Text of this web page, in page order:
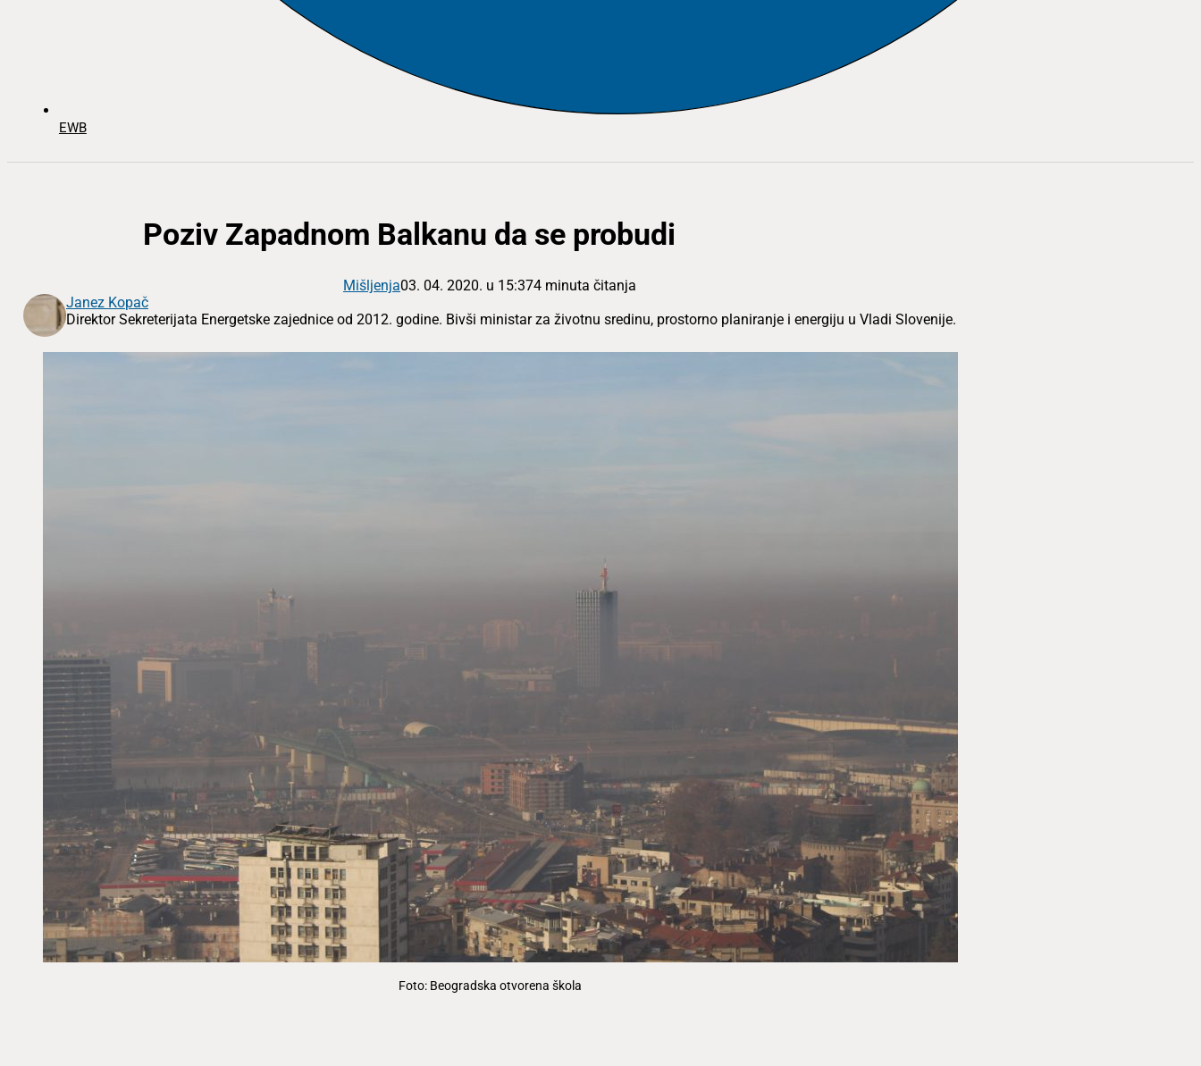
EWB
Poziv Zapadnom Balkanu da se probudi
Mišljenja03. 04. 2020. u 15:374 minuta čitanja
Janez Kopač
Direktor Sekreterijata Energetske zajednice od 2012. godine. Bivši ministar za životnu sredinu, prostorno planiranje i energiju u Vladi Slovenije.
Foto: Beogradska otvorena škola